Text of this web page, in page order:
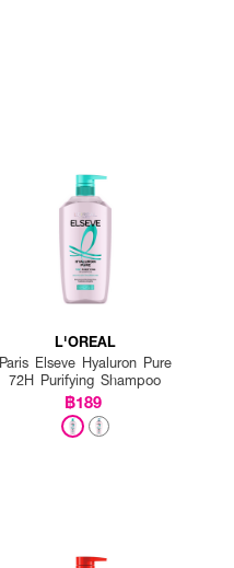
L'OREAL
Paris Elseve Hyaluron Pure
72H Purifying Shampoo
฿189